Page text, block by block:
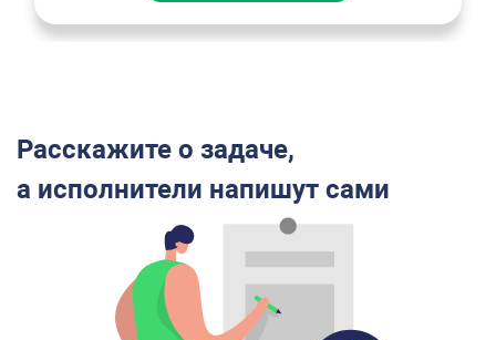
Расскажите о задаче,
а исполнители напишут сами